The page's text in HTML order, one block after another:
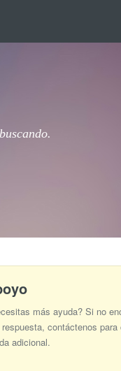
más ayuda? Si no
respuesta, contáctenos para
adicional.